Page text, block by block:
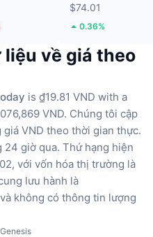
$74.01
0.36%
liệu về giá theo
is ₫19.81 VND with a
VND. Chúng tôi cập
VND theo thời gian thực.
24 giờ qua. Thứ hạng hiện
với vốn hóa thị trường là
lưu hành là
và không có thông tin lượng